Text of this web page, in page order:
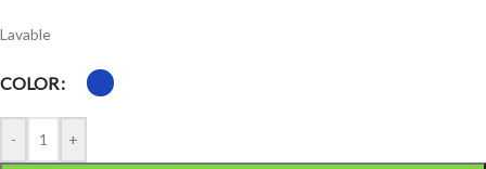
Lavable
COLOR
- +